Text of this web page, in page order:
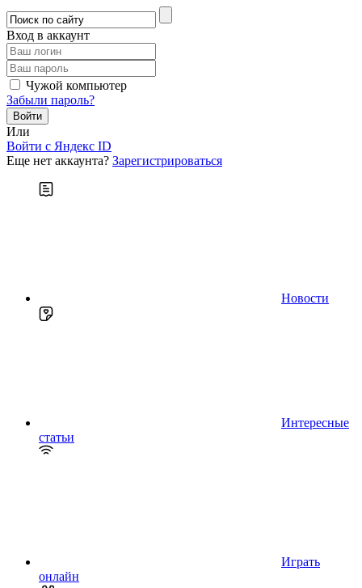
Вход в аккаунт
Чужой компьютер
Забыли пароль?
Или
Войти c Яндекс ID
Еще нет аккаунта? Зарегистрироваться
Новости
Интересные
статьи
Играть
онлайн